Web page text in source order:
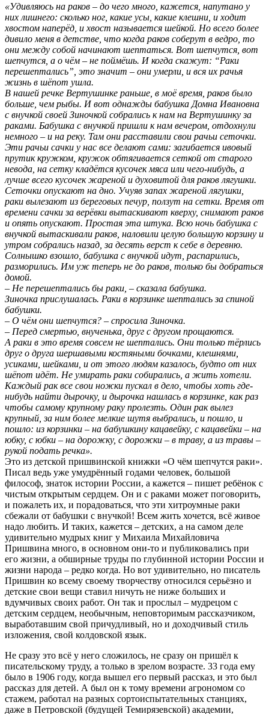
«Удивляюсь на раков – до чего много, кажется, напутано у
них лишнего: сколько ног, какие усы, какие клешни, и ходит
хвостом наперёд, и хвост называется шейкой. Но всего более
дивило меня в детстве, что когда раков соберут в ведро, то
они между собой начинают шептаться. Вот шепчутся, вот
шепчутся, а о чём – не поймёшь. И когда скажут: “Раки
перешептались”, это значит – они умерли, и вся их рачья
жизнь в шёпот ушла.
В нашей речке Вертушинке раньше, в моё время, раков было
больше, чем рыбы. И вот однажды бабушка Домна Ивановна
с внучкой своей Зиночкой собрались к нам на Вертушинку за
раками. Бабушка с внучкой пришли к нам вечером, отдохнули
немного – и на реку. Там они расставили свои рачьи сеточки.
Эти рачьи сачки у нас все делают сами: загибается ивовый
прутик кружком, кружок обтягивается сеткой от старого
невода, на сетку кладётся кусочек мяса или чего-нибудь, а
лучше всего кусочек жареной и духовитой для раков лягушки.
Сеточки опускают на дно. Учуяв запах жареной лягушки,
раки вылезают из береговых печур, ползут на сетки. Время от
времени сачки за верёвки вытаскивают кверху, снимают раков
и опять опускают. Простая эта штука. Всю ночь бабушка с
внучкой вытаскивали раков, наловили целую большую корзину и
утром собрались назад, за десять верст к себе в деревню.
Солнышко взошло, бабушка с внучкой идут, распарились,
разморились. Им уж теперь не до раков, только бы добраться
домой.
– Не перешептались бы раки, – сказала бабушка.
Зиночка прислушалась. Раки в корзинке шептались за спиной
бабушки.
– О чём они шепчутся? – спросила Зиночка.
– Перед смертью, внученька, друг с другом прощаются.
А раки в это время совсем не шептались. Они только тёрлись
друг о друга шершавыми костяными бочками, клешнями,
усиками, шейками, и от этого людям казалось, будто от них
шёпот идёт. Не умирать раки собирались, а жить хотели.
Каждый рак все свои ножки пускал в дело, чтобы хоть где-
нибудь найти дырочку, и дырочка нашлась в корзинке, как раз
чтобы самому крупному раку пролезть. Один рак вылез
крупный, за ним более мелкие шутя выбрались, и пошло, и
пошло: из корзинки – на бабушкину кацавейку, с кацавейки – на
юбку, с юбки – на дорожку, с дорожки – в траву, а из травы –
рукой подать речка».
Это из детской пришвинской книжки «О чём шепчутся раки».
Писал ведь уже умудрённый годами человек, большой
философ, знаток истории России, а кажется – пишет ребёнок с
чистым открытым сердцем. Он и с раками может поговорить,
и пожалеть их, и порадоваться, что эти хитроумные раки
сбежали от бабушки с внучкой! Всем жить хочется, всё живое
надо любить. И таких, кажется – детских, а на самом деле
удивительно мудрых книг у Михаила Михайловича
Пришвина много, в основном они-то и публиковались при
его жизни, а обширные труды по глубинной истории России и
жизни народа – редко когда. Но вот удивительно, но писатель
Пришвин ко всему своему творчеству относился серьёзно и
детские свои вещи ставил ничуть не ниже больших и
вдумчивых своих работ. Он так и прослыл – мудрецом с
детским сердцем, необычным, неповторимым рассказчиком,
выработавшим свой причудливый, но и доходчивый стиль
изложения, свой колдовской язык.
Не сразу это всё у него сложилось, не сразу он пришёл к
писательскому труду, а только в зрелом возрасте. 33 года ему
было в 1906 году, когда вышел его первый рассказ, и это был
рассказ для детей. А был он к тому времени агрономом со
стажем, работал на разных сортоиспытательных станциях,
даже в Петровской (будущей Темирязевской) академии,